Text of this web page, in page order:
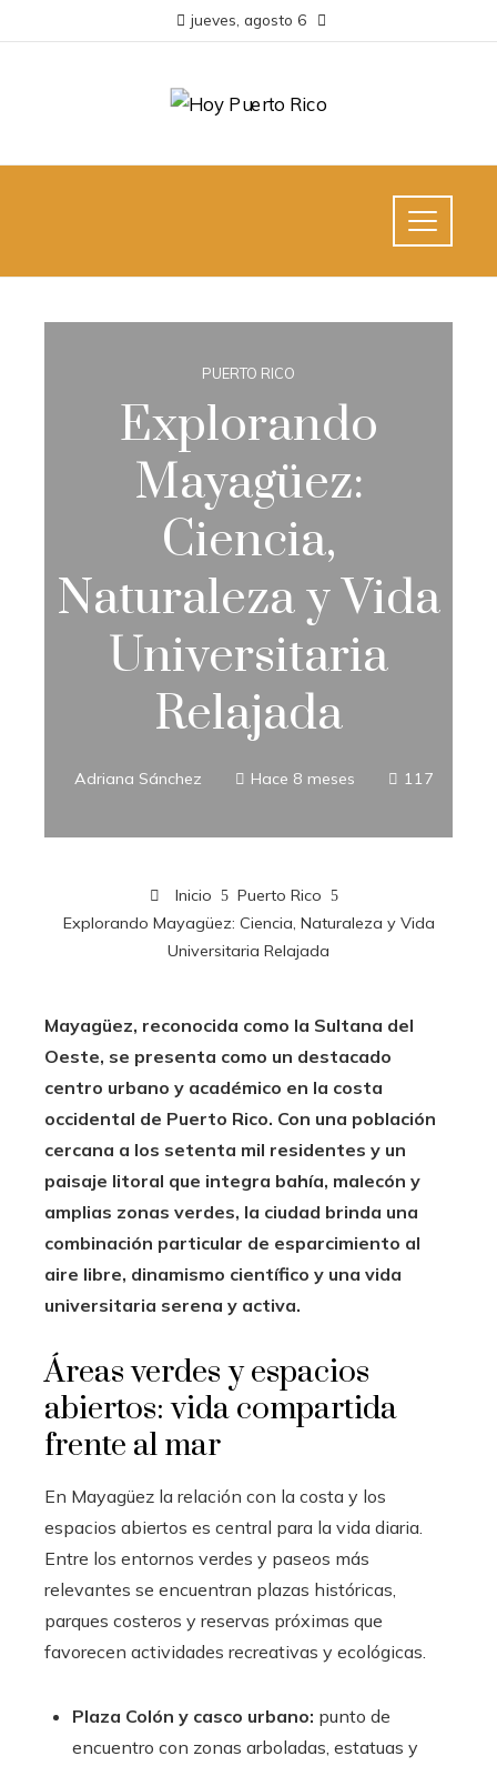
jueves, agosto 6
PUERTO RICO
Explorando
Mayagüez:
Ciencia,
Naturaleza y Vida
Universitaria
Relajada
Adriana Sánchez Hace 8 meses 117
Inicio
Puerto Rico
Explorando Mayagüez: Ciencia, Naturaleza y Vida
Universitaria Relajada
Mayagüez, reconocida como la Sultana del
Oeste, se presenta como un destacado
centro urbano y académico en la costa
occidental de Puerto Rico. Con una población
cercana a los setenta mil residentes y un
paisaje litoral que integra bahía, malecón y
amplias zonas verdes, la ciudad brinda una
combinación particular de esparcimiento al
aire libre, dinamismo científico y una vida
universitaria serena y activa.
Áreas verdes y espacios
abiertos: vida compartida
frente al mar
En Mayagüez la relación con la costa y los
espacios abiertos es central para la vida diaria.
Entre los entornos verdes y paseos más
relevantes se encuentran plazas históricas,
parques costeros y reservas próximas que
favorecen actividades recreativas y ecológicas.
Plaza Colón y casco urbano: punto de
encuentro con zonas arboladas, estatuas y